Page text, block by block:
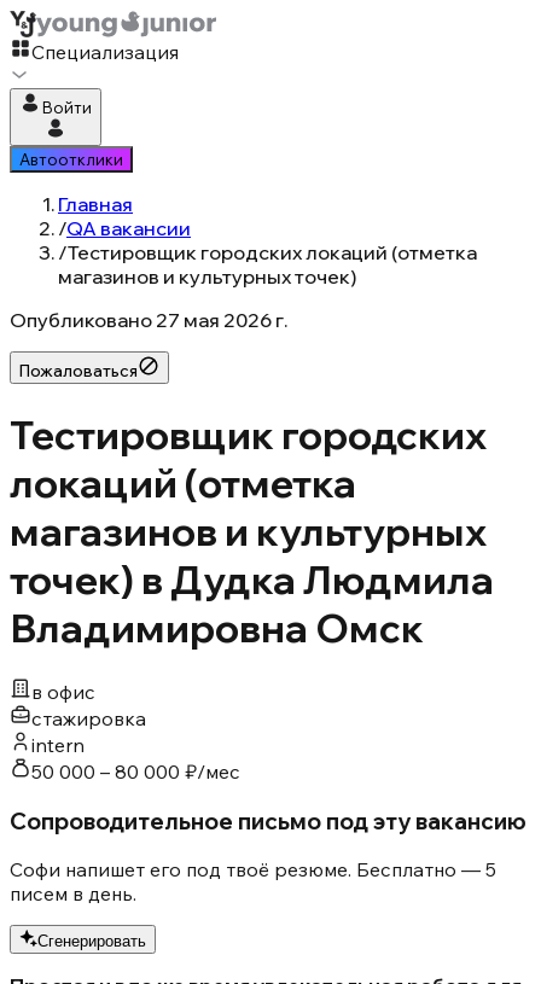
Специализация
Войти
Автоотклики
Главная
/QA вакансии
/Тестировщик городских локаций (отметка
магазинов и культурных точек)
Опубликовано 27 мая 2026 г.
Пожаловаться
Тестировщик городских
локаций (отметка
магазинов и культурных
точек) в Дудка Людмила
Владимировна Омск
в офис
стажировка
intern
50 000 – 80 000 ₽/мес
Сопроводительное письмо под эту вакансию
Софи напишет его под твоё резюме. Бесплатно — 5
писем в день.
Сгенерировать